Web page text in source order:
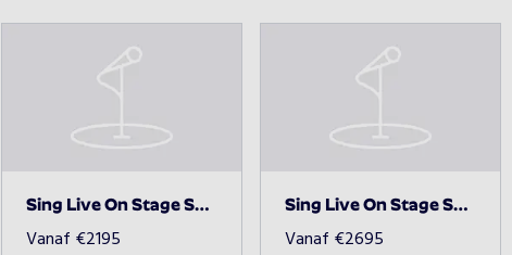
Sing Live On Stage Showvariant A 2195,00
Vanaf €2195
Sing Live On Stage Showvariant B 2695,00
Vanaf €2695